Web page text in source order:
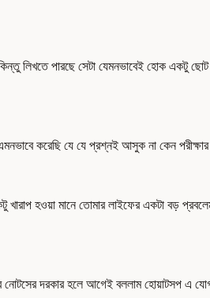
লিখতে পারছে সেটা যেমনভাবেই হোক একটু
করেছি যে যে প্রশ্নই আসুক না কেন
হওয়া মানে তোমার লাইফের একটা বড়
দরকার হলে আগেই বললাম হোয়াটসপ এ